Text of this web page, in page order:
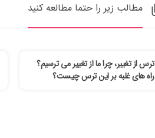
مطالب زیر را حتما مطالعه کنید
ترس از تغییر، چرا ما از تغییر می ترسیم؟
راه های غلبه بر این ترس چیست؟